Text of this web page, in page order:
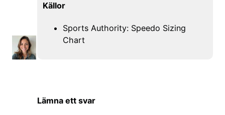
Källor
Sports Authority: Speedo Sizing
Chart
Lämna ett svar